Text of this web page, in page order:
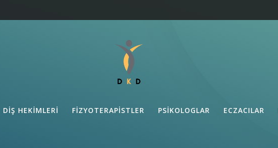
DIŞ HEKIMLERI FIZYOTERAPISTLER PSIKOLOGLAR ECZACILAR